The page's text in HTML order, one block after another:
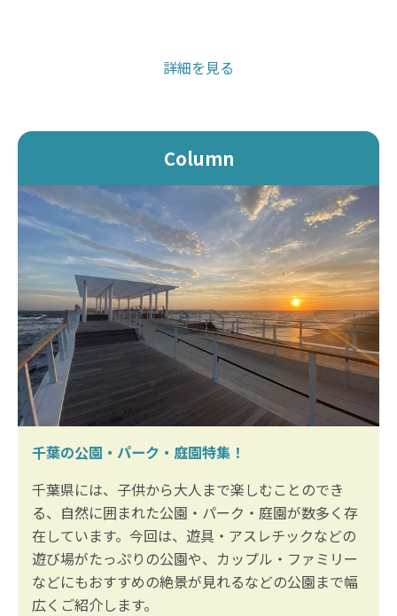
詳細を見る
Column
千葉の公園・パーク・庭園特集！
千葉県には、子供から大人まで楽しむことのでき
る、自然に囲まれた公園・パーク・庭園が数多く存
在しています。今回は、遊具・アスレチックなどの
遊び場がたっぷりの公園や、カップル・ファミリー
などにもおすすめの絶景が見れるなどの公園まで幅
広くご紹介します。